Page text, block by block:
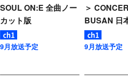
な歌声を響かせたのだろう
したVは、ゴゾ島のレスト
る。Vを優しく抱きしめ、
旅を労うメンバーたち。そ
SOUL ON:E 全曲ノー
カット版
9月放送予定
＞
BUSAN 日
き ノーカッ
9月放送予定